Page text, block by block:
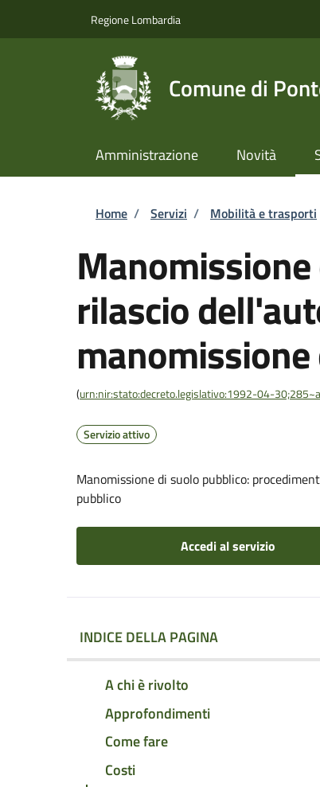
Regione Lombardia
Comune di
Amministrazione Novità
Briciole di pane
Home / Servizi / Mobilità e trasporti
rilascio
(urn:nir:stato:decreto.legislativo:1992-04-
Servizio attivo
Manomissione di suolo pubblico:
pubblico
Accedi al servizio
INDICE DELLA PAGINA
A chi è rivolto
Approfondimenti
Come fare
Costi